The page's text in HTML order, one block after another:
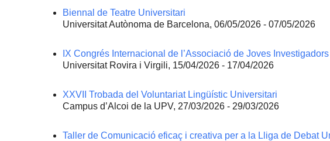
Biennal de Teatre Universitari
Universitat Autònoma de Barcelona, 06/05/2026 - 07/05/2026
IX Congrés Internacional de l’Associació de Joves
Universitat Rovira i Virgili, 15/04/2026 - 17/04/2026
XXVII Trobada del Voluntariat Lingüístic Universitari
Campus d’Alcoi de la UPV, 27/03/2026 - 29/03/2026
Taller de Comunicació eficaç i creativa per a la Lliga de Debat